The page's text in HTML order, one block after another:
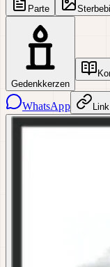
Parte
Gedenkkerzen
WhatsApp